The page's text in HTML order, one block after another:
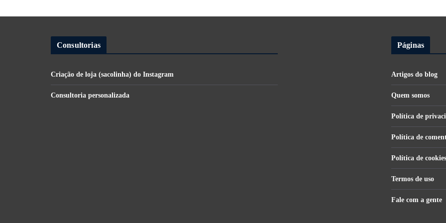
Consultorias
Criação de loja (sacolinha) do Instagram
Consultoria personalizada
Páginas
Artigos do blog
Quem somos
Política de
Política de
Política de cookies
Termos de uso
Fale com a gente